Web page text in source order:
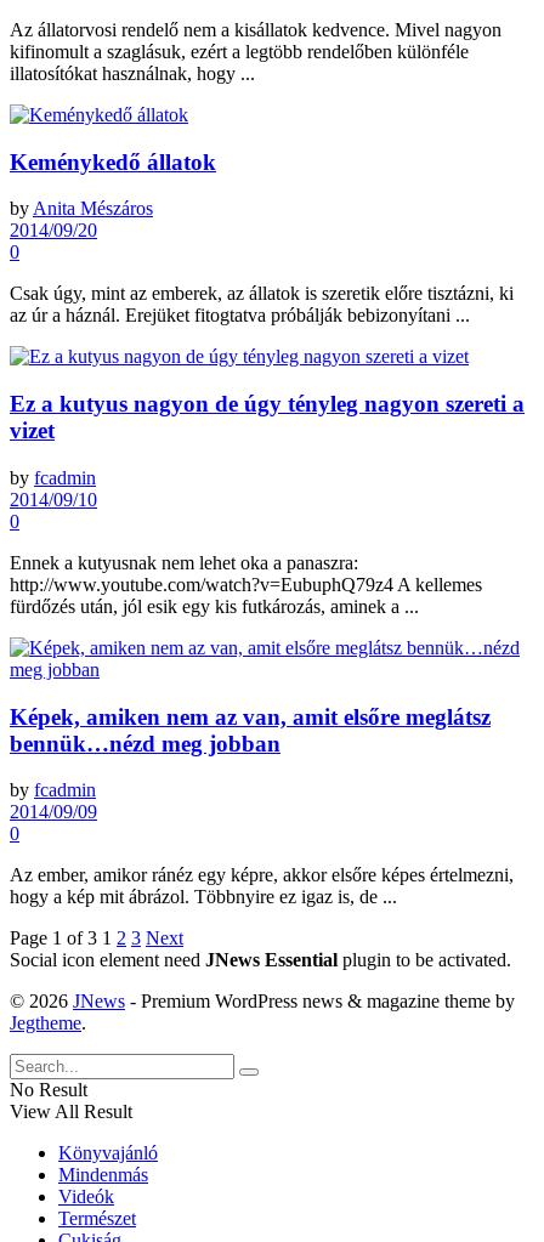
Az állatorvosi rendelő nem a kisállatok kedvence. Mivel nagyon
kifinomult a szaglásuk, ezért a legtöbb rendelőben különféle
illatosítókat használnak, hogy ...
Keménykedő állatok
by Anita Mészáros
2014/09/20
0
Csak úgy, mint az emberek, az állatok is szeretik előre tisztázni, ki
az úr a háznál. Erejüket fitogtatva próbálják bebizonyítani ...
Ez a kutyus nagyon de úgy tényleg nagyon szereti a
vizet
by fcadmin
2014/09/10
0
Ennek a kutyusnak nem lehet oka a panaszra:
http://www.youtube.com/watch?v=EubuphQ79z4 A kellemes
fürdőzés után, jól esik egy kis futkározás, aminek a ...
Képek, amiken nem az van, amit elsőre meglátsz
bennük…nézd meg jobban
by fcadmin
2014/09/09
0
Az ember, amikor ránéz egy képre, akkor elsőre képes értelmezni,
hogy a kép mit ábrázol. Többnyire ez igaz is, de ...
Page 1 of 3 1 2 3 Next
Social icon element need JNews Essential plugin to be activated.
© 2026 JNews - Premium WordPress news & magazine theme by
Jegtheme.
No Result
View All Result
Könyvajánló
Mindenmás
Videók
Természet